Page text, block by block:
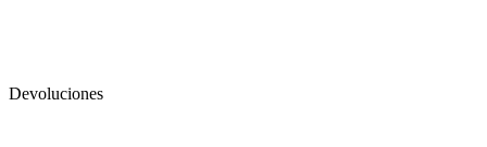
Devoluciones